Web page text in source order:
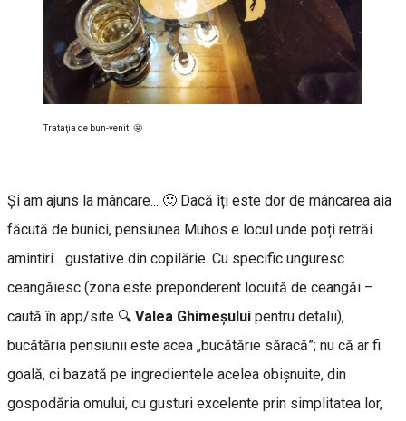
Trataţia de bun-venit! 🤩
Și am ajuns la mâncare... 🙂 Dacă îți este dor de mâncarea aia
făcută de bunici, pensiunea Muhos e locul unde poți retrăi
amintiri... gustative din copilărie. Cu specific unguresc
ceangăiesc (zona este preponderent locuită de ceangăi –
caută în app/site 🔍 Valea Ghimeşului pentru detalii),
bucătăria pensiunii este acea „bucătărie săracă”; nu că ar fi
goală, ci bazată pe ingredientele acelea obișnuite, din
gospodăria omului, cu gusturi excelente prin simplitatea lor,